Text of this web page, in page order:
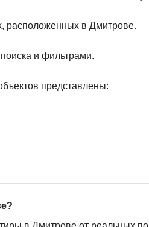
расположенных в Дмитрове.
и фильтрами.
представлены: